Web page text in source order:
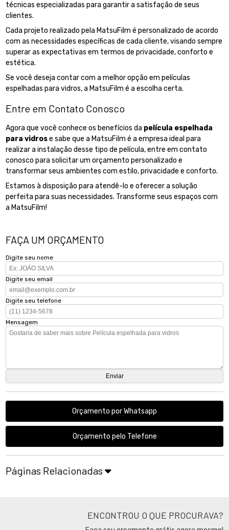
técnicas especializadas para garantir a satisfação de seus
clientes.
Cada projeto realizado pela MatsuFilm é personalizado de acordo
com as necessidades específicas de cada cliente, visando sempre
superar as expectativas em termos de privacidade, conforto e
estética.
Se você deseja contar com a melhor opção em películas
espelhadas para vidros, a MatsuFilm é a escolha certa.
Entre em Contato Conosco
Agora que você conhece os benefícios da película espelhada
para vidrose sabe que a MatsuFilm é a empresa ideal para
realizar a instalação desse tipo de película, entre em contato
conosco para solicitar um orçamento personalizado e
transformar seus ambientes com estilo, privacidade e conforto.
Estamos à disposição para atendê-lo e oferecer a solução
perfeita para suas necessidades. Transforme seus espaços com
a MatsuFilm!
FAÇA UM ORÇAMENTO
Digite seu nome
Digite seu email
Digite seu telefone
Mensagem
Orçamento por Whatsapp
Orçamento pelo Telefone
Páginas Relacionadas
ENCONTROU O QUE PROCURAVA?